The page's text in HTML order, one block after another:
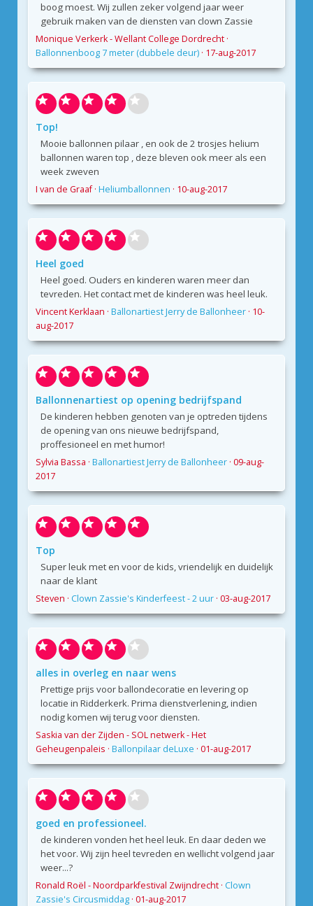
boog moest. Wij zullen zeker volgend jaar weer
gebruik maken van de diensten van clown Zassie
Monique Verkerk - Wellant College Dordrecht ·
Ballonnenboog 7 meter (dubbele deur) · 17-aug-2017
Top!
Mooie ballonnen pilaar , en ook de 2 trosjes helium
ballonnen waren top , deze bleven ook meer als een
week zweven
I van de Graaf· Heliumballonnen · 10-aug-2017
Heel goed
Heel goed. Ouders en kinderen waren meer dan
tevreden. Het contact met de kinderen was heel leuk.
Vincent Kerklaan · Ballonartiest Jerry de Ballonheer · 10-
aug-2017
Ballonnenartiest op opening bedrijfspand
De kinderen hebben genoten van je optreden tijdens
de opening van ons nieuwe bedrijfspand,
proffesioneel en met humor!
Sylvia Bassa · Ballonartiest Jerry de Ballonheer · 09-aug-
2017
Top
Super leuk met en voor de kids, vriendelijk en duidelijk
naar de klant
Steven · Clown Zassie's Kinderfeest - 2 uur · 03-aug-2017
alles in overleg en naar wens
Prettige prijs voor ballondecoratie en levering op
locatie in Ridderkerk. Prima dienstverlening, indien
nodig komen wij terug voor diensten.
Saskia van der Zijden - SOL netwerk - Het
Geheugenpaleis · Ballonpilaar deLuxe · 01-aug-2017
goed en professioneel.
de kinderen vonden het heel leuk. En daar deden we
het voor. Wij zijn heel tevreden en wellicht volgend jaar
weer...?
Ronald Roël - Noordparkfestival Zwijndrecht · Clown
Zassie's Circusmiddag · 01-aug-2017